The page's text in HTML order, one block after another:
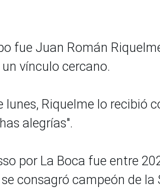
fue Juan Román
vínculo cercano.
lunes, Riquelme lo recibió
alegrías".
por La Boca fue entre
consagró campeón de